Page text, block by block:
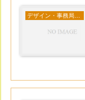
デザイン・事務局コラム